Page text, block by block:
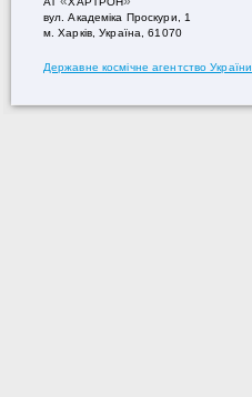
вул. Академiка Проскури, 1
м. Харків, Україна, 61070
Державне космічне агентство України